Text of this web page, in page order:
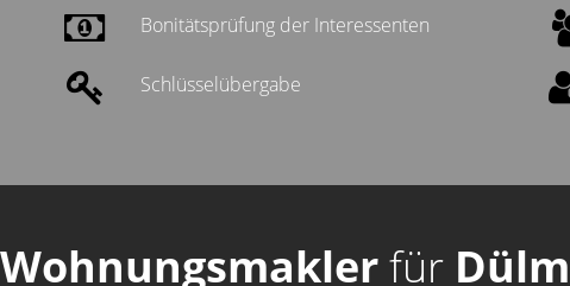
Bonitätsprüfung der Interessenten
Schlüsselübergabe
Wohnungsmaklerfür